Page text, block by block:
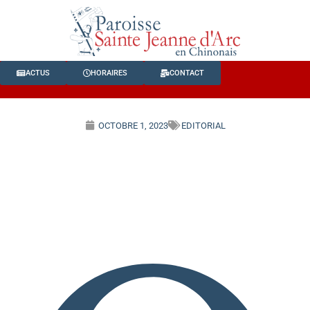
ACTUS HORAIRES CONTACT
OCTOBRE 1, 2023 EDITORIAL